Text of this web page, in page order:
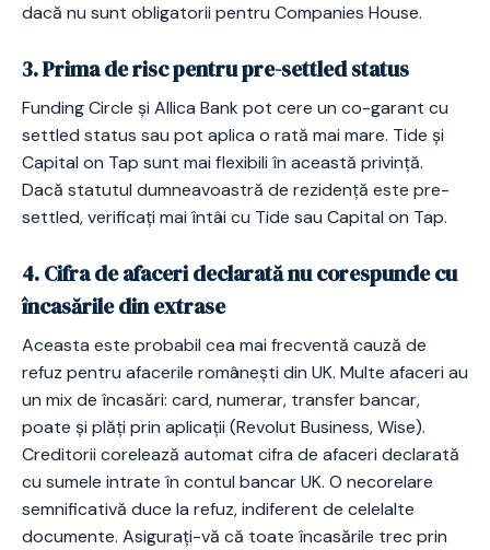
dacă nu sunt obligatorii pentru Companies House.
3. Prima de risc pentru pre-settled status
Funding Circle și Allica Bank pot cere un co-garant cu
settled status sau pot aplica o rată mai mare. Tide și
Capital on Tap sunt mai flexibili în această privință.
Dacă statutul dumneavoastră de rezidență este pre-
settled, verificați mai întâi cu Tide sau Capital on Tap.
4. Cifra de afaceri declarată nu corespunde cu
încasările din extrase
Aceasta este probabil cea mai frecventă cauză de
refuz pentru afacerile românești din UK. Multe afaceri au
un mix de încasări: card, numerar, transfer bancar,
poate și plăți prin aplicații (Revolut Business, Wise).
Creditorii corelează automat cifra de afaceri declarată
cu sumele intrate în contul bancar UK. O necorelare
semnificativă duce la refuz, indiferent de celelalte
documente. Asigurați-vă că toate încasările trec prin